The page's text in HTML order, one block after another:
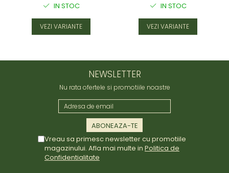
IN STOC
VEZI VARIANTE
IN STOC
VEZI VARIANTE
NEWSLETTER
Nu rata ofertele si promotiile noastre
Vreau sa primesc newsletter cu promotiile
magazinului. Afla mai multe in Politica de
Confidentialitate